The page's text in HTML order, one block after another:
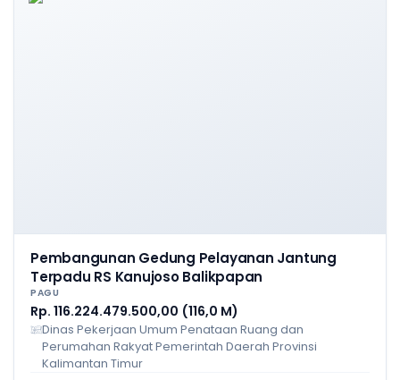
Pembangunan Gedung Pelayanan Jantung
Terpadu RS Kanujoso Balikpapan
PAGU
Rp. 116.224.479.500,00 (116,0 M)
Dinas Pekerjaan Umum Penataan Ruang dan
Perumahan Rakyat Pemerintah Daerah Provinsi
Kalimantan Timur